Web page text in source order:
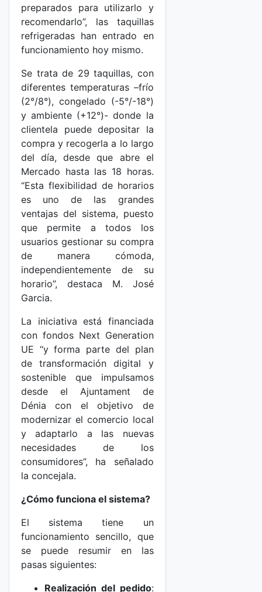
preparados para utilizarlo y
recomendarlo”, las taquillas
refrigeradas han entrado en
funcionamiento hoy mismo.
Se trata de 29 taquillas, con
diferentes temperaturas –frío
(2°/8°), congelado (-5°/-18°)
y ambiente (+12°)- donde la
clientela puede depositar la
compra y recogerla a lo largo
del día, desde que abre el
Mercado hasta las 18 horas.
“Esta flexibilidad de horarios
es uno de las grandes
ventajas del sistema, puesto
que permite a todos los
usuarios gestionar su compra
de manera cómoda,
independientemente de su
horario”, destaca M. José
Garcia.
La iniciativa está financiada
con fondos Next Generation
UE “y forma parte del plan
de transformación digital y
sostenible que impulsamos
desde el Ajuntament de
Dénia con el objetivo de
modernizar el comercio local
y adaptarlo a las nuevas
necesidades de los
consumidores”, ha señalado
la concejala.
¿Cómo funciona el sistema?
El sistema tiene un
funcionamiento sencillo, que
se puede resumir en las
pasas siguientes:
Realización del pedido: